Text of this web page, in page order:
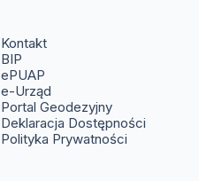
Kontakt(otwiera się w nowym
BIP(otwiera się w nowym oknie)
ePUAP(otwiera się w nowym
e-Urząd(otwiera się w nowym
Portal Geodezyjny(otwiera się w
Deklaracja Dostępności
Polityka Prywatności